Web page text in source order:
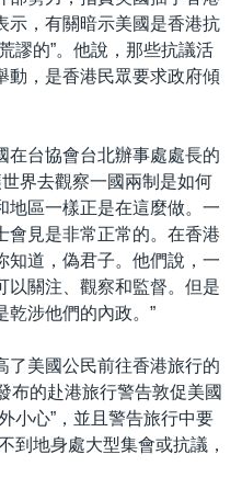
示，有關暗示美國是香港抗
謬的”。他說，那些抗議活
動，是香港民眾要求政府傾
在台協會台北辦事處處長的
界去觀察一國兩制是如何
地區一樣正是在這麼做。一
會見是非常正常的。在香港
知道，偽君子。他們說，一
以關注、觀察和監督。但是
乾涉他們的內政。”
了美國公民前往香港旅行的
布的赴港旅行警告敦促美國
小心”，並且警告旅行中要
到地身處大型集會或抗議，